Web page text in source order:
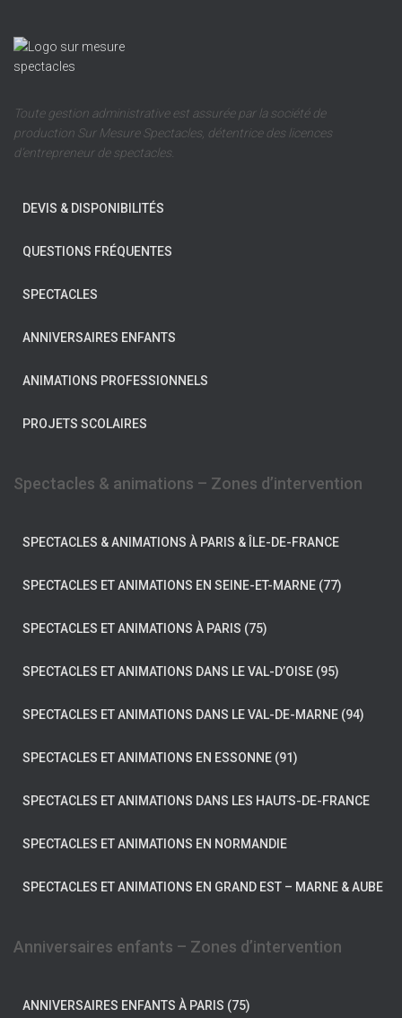
Toute gestion administrative est assurée par la société de
production Sur Mesure Spectacles, détentrice des licences
d’entrepreneur de spectacles.
DEVIS & DISPONIBILITÉS
QUESTIONS FRÉQUENTES
SPECTACLES
ANNIVERSAIRES ENFANTS
ANIMATIONS PROFESSIONNELS
PROJETS SCOLAIRES
Spectacles & animations – Zones d’intervention
SPECTACLES & ANIMATIONS À PARIS & ÎLE-DE-FRANCE
SPECTACLES ET ANIMATIONS EN SEINE-ET-MARNE (77)
SPECTACLES ET ANIMATIONS À PARIS (75)
SPECTACLES ET ANIMATIONS DANS LE VAL-D’OISE (95)
SPECTACLES ET ANIMATIONS DANS LE VAL-DE-MARNE (94)
SPECTACLES ET ANIMATIONS EN ESSONNE (91)
SPECTACLES ET ANIMATIONS DANS LES HAUTS-DE-FRANCE
SPECTACLES ET ANIMATIONS EN NORMANDIE
SPECTACLES ET ANIMATIONS EN GRAND EST – MARNE & AUBE
Anniversaires enfants – Zones d’intervention
ANNIVERSAIRES ENFANTS À PARIS (75)